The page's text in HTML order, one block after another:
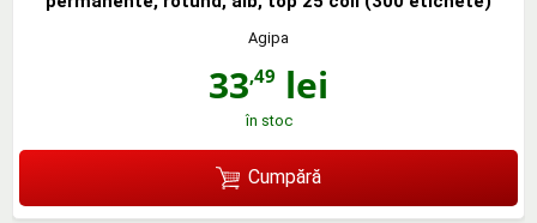
Agipa
33,49 lei
în stoc
Cumpără